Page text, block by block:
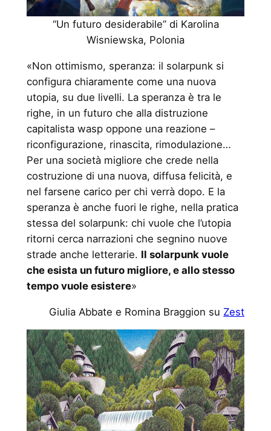
“Un futuro desiderabile” di Karolina
Wisniewska, Polonia
«Non ottimismo, speranza: il solarpunk si
configura chiaramente come una nuova
utopia, su due livelli. La speranza è tra le
righe, in un futuro che alla distruzione
capitalista wasp oppone una reazione –
riconfigurazione, rinascita, rimodulazione…
Per una società migliore che crede nella
costruzione di una nuova, diffusa felicità, e
nel farsene carico per chi verrà dopo. E la
speranza è anche fuori le righe, nella pratica
stessa del solarpunk: chi vuole che l’utopia
ritorni cerca narrazioni che segnino nuove
strade anche letterarie. Il solarpunk vuole
che esista un futuro migliore, e allo stesso
tempo vuole esistere»
Giulia Abbate e Romina Braggion su Zest